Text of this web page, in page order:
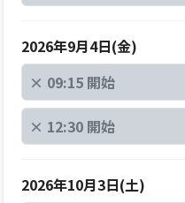
2026年9月4日(金)
× 09:15 開始
× 12:30 開始
2026年10月3日(土)